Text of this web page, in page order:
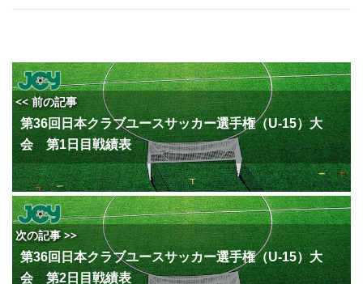
<< 前の記事
第36回日本クラブユースサッカー選手権（U-15）大
会 第1日目戦績表
次の記事 >>
第36回日本クラブユースサッカー選手権（U-15）大
会 第2日目戦績表